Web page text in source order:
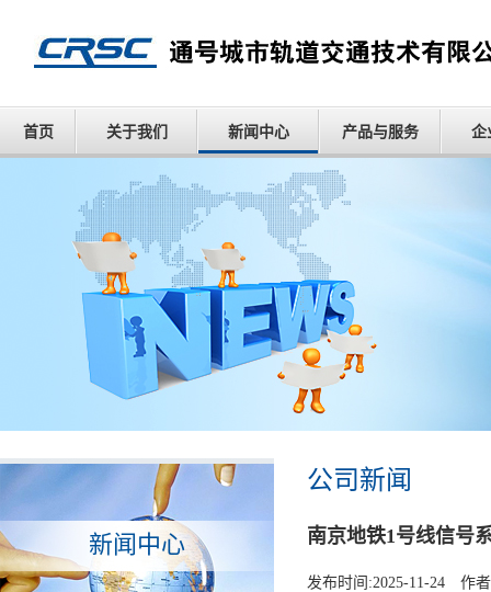
首页 关于我们 新闻中心 产品与服务 企
新闻中心
公司新闻
南京地铁1号线信号
发布时间:2025-11-24 作